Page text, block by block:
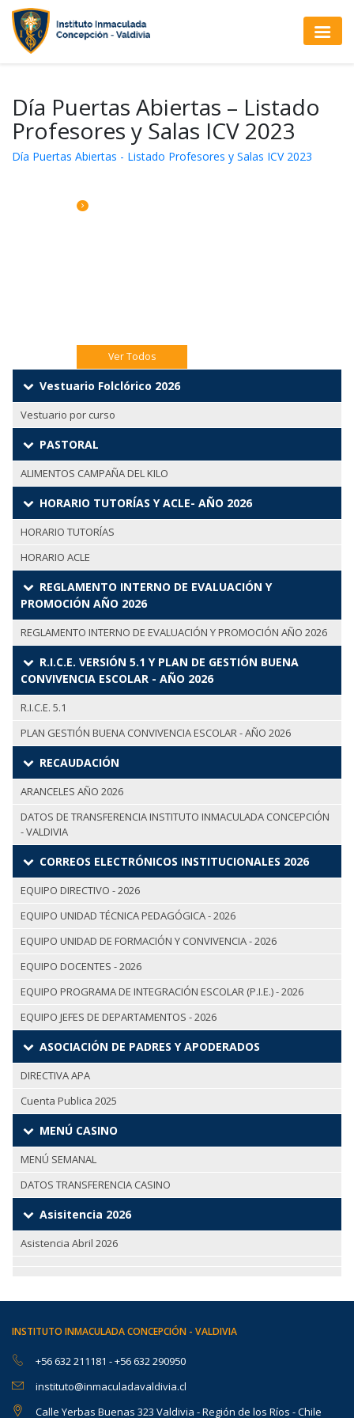
Día Puertas Abiertas – Listado
Profesores y Salas ICV 2023
Día Puertas Abiertas - Listado Profesores y Salas ICV 2023
Ver Todos
Vestuario Folclórico 2026
Vestuario por curso
PASTORAL
ALIMENTOS CAMPAÑA DEL KILO
HORARIO TUTORÍAS Y ACLE- AÑO 2026
HORARIO TUTORÍAS
HORARIO ACLE
REGLAMENTO INTERNO DE EVALUACIÓN Y
PROMOCIÓN AÑO 2026
REGLAMENTO INTERNO DE EVALUACIÓN Y PROMOCIÓN AÑO 2026
R.I.C.E. VERSIÓN 5.1 Y PLAN DE GESTIÓN BUENA
CONVIVENCIA ESCOLAR - AÑO 2026
R.I.C.E. 5.1
PLAN GESTIÓN BUENA CONVIVENCIA ESCOLAR - AÑO 2026
RECAUDACIÓN
ARANCELES AÑO 2026
DATOS DE TRANSFERENCIA INSTITUTO INMACULADA CONCEPCIÓN
- VALDIVIA
CORREOS ELECTRÓNICOS INSTITUCIONALES 2026
EQUIPO DIRECTIVO - 2026
EQUIPO UNIDAD TÉCNICA PEDAGÓGICA - 2026
EQUIPO UNIDAD DE FORMACIÓN Y CONVIVENCIA - 2026
EQUIPO DOCENTES - 2026
EQUIPO PROGRAMA DE INTEGRACIÓN ESCOLAR (P.I.E.) - 2026
EQUIPO JEFES DE DEPARTAMENTOS - 2026
ASOCIACIÓN DE PADRES Y APODERADOS
DIRECTIVA APA
Cuenta Publica 2025
MENÚ CASINO
MENÚ SEMANAL
DATOS TRANSFERENCIA CASINO
Asisitencia 2026
Asistencia Abril 2026
INSTITUTO INMACULADA CONCEPCIÓN - VALDIVIA
+56 632 211181 -+56 632 290950
instituto@inmaculadavaldivia.cl
Calle Yerbas Buenas 323 Valdivia - Región de los Ríos - Chile